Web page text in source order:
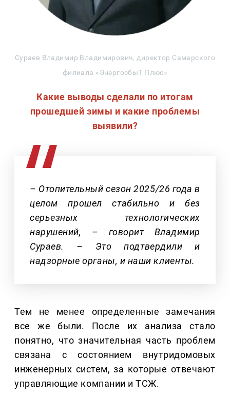
Сураев Владимир Владимирович, директор Самарского
филиала «ЭнергосбыТ Плюс»
Какие выводы сделали по итогам
прошедшей зимы и какие проблемы
выявили?
– Отопительный сезон 2025/26 года в
целом прошел стабильно и без
серьезных технологических
нарушений, – говорит Владимир
Сураев. – Это подтвердили и
надзорные органы, и наши клиенты.
Тем не менее определенные замечания
все же были. После их анализа стало
понятно, что значительная часть проблем
связана с состоянием внутридомовых
инженерных систем, за которые отвечают
управляющие компании и ТСЖ.